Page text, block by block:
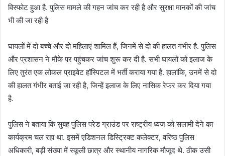
विस्फोट हुआ है. पुलिस मामले की गहन जांच कर रही है और सुरक्षा मानकों की जांच
भी की जा रही है
घायलों में दो बच्चे और दो महिलाएं शामिल हैं, जिनमें से दो की हालत गंभीर है. पुलिस
और प्रशासन ने मौके पर पहुंचकर जांच शुरू कर दी है. सभी घायलों को इलाज के
लिए तुरंत एक लोकल प्राइवेट हॉस्पिटल में भर्ती कराया गया है. हालांकि, उनमें से दो
की हालत गंभीर बताई जा रही है, जिन्हें इलाज के लिए नासिक रेफर कर दिया गया
है.
पुलिस ने बताया कि सुबह पुलिस परेड ग्राउंड पर राष्ट्रीय ध्वज को सलामी देने का
कार्यक्रम चल रहा था. इसमें एडिशनल डिस्ट्रिक्ट कलेक्टर, वरिष्ठ पुलिस
अधिकारी, बड़ी संख्या में स्कूली छात्र और स्थानीय नागरिक मौजूद थे. ठीक उसी